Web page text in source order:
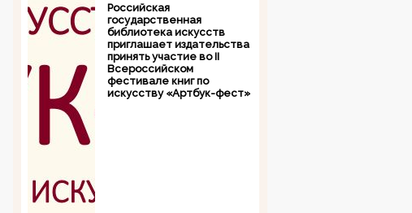
Российская
государственная
библиотека искусств
приглашает издательства
принять участие во II
Всероссийском
фестивале книг по
искусству «Артбук-фест»